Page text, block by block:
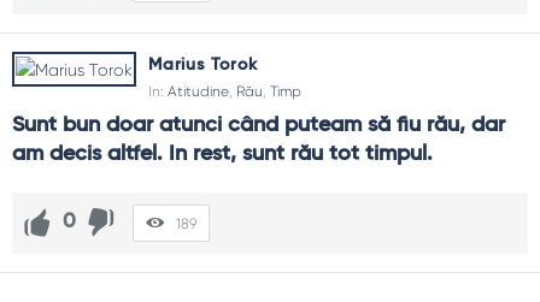
Marius Torok
In: Atitudine, Rău, Timp
Sunt bun doar atunci când puteam să fiu rău, dar
am decis altfel. In rest, sunt rău tot timpul.
0 189